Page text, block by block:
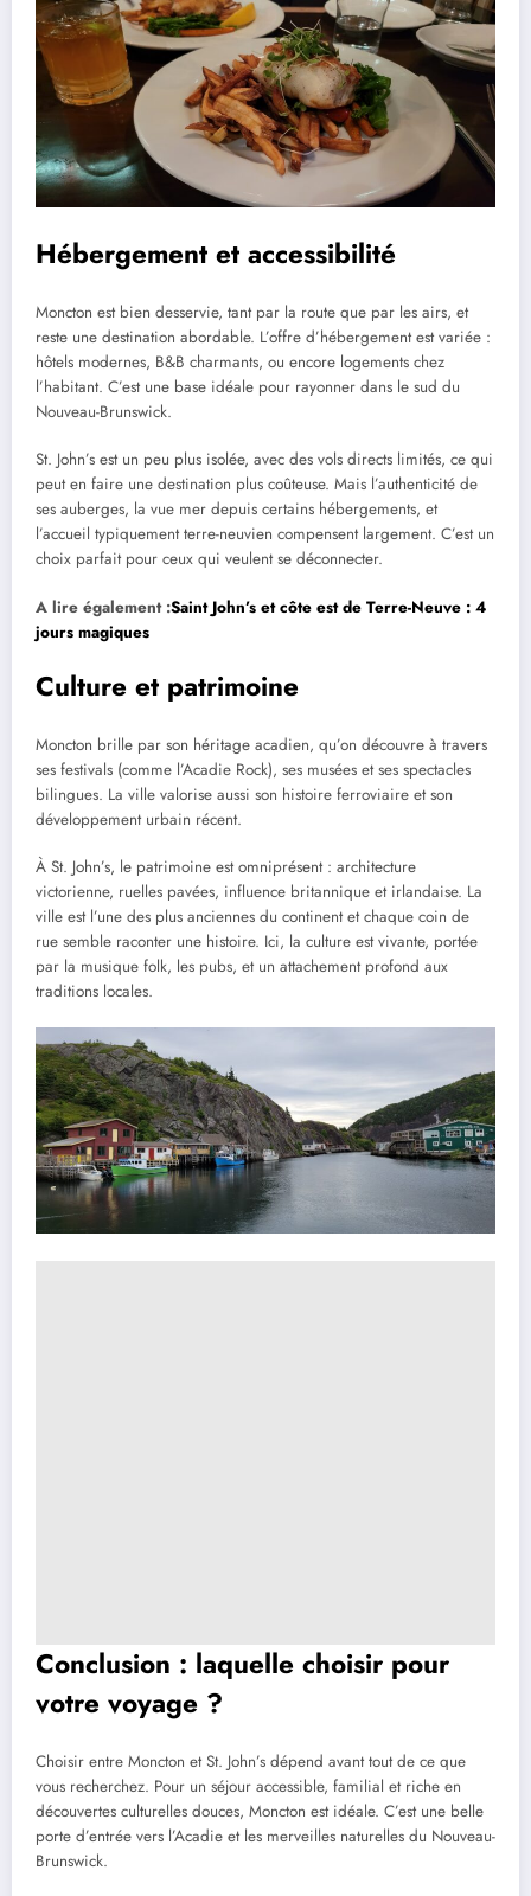
Hébergement et accessibilité
Moncton est bien desservie, tant par la route que par les airs, et
reste une destination abordable. L’offre d’hébergement est variée :
hôtels modernes, B&B charmants, ou encore logements chez
l’habitant. C’est une base idéale pour rayonner dans le sud du
Nouveau-Brunswick.
St. John’s est un peu plus isolée, avec des vols directs limités, ce qui
peut en faire une destination plus coûteuse. Mais l’authenticité de
ses auberges, la vue mer depuis certains hébergements, et
l’accueil typiquement terre-neuvien compensent largement. C’est un
choix parfait pour ceux qui veulent se déconnecter.
A lire également :Saint John’s et côte est de Terre-Neuve : 4
jours magiques
Culture et patrimoine
Moncton brille par son héritage acadien, qu’on découvre à travers
ses festivals (comme l’Acadie Rock), ses musées et ses spectacles
bilingues. La ville valorise aussi son histoire ferroviaire et son
développement urbain récent.
À St. John’s, le patrimoine est omniprésent : architecture
victorienne, ruelles pavées, influence britannique et irlandaise. La
ville est l’une des plus anciennes du continent et chaque coin de
rue semble raconter une histoire. Ici, la culture est vivante, portée
par la musique folk, les pubs, et un attachement profond aux
traditions locales.
Conclusion : laquelle choisir pour
votre voyage ?
Choisir entre Moncton et St. John’s dépend avant tout de ce que
vous recherchez. Pour un séjour accessible, familial et riche en
découvertes culturelles douces, Moncton est idéale. C’est une belle
porte d’entrée vers l’Acadie et les merveilles naturelles du Nouveau-
Brunswick.